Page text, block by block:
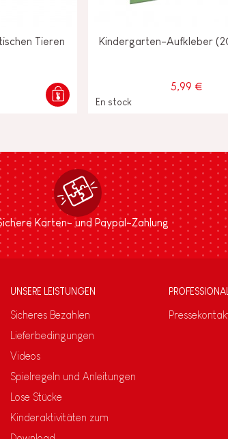
Tieren Kindergarten-Aufkleber
5,99 €
En stock
Karten- und Paypal-Zahlung
UNSERE LEISTUNGEN
Sicheres Bezahlen
Lieferbedingungen
Videos
Spielregeln und Anleitungen
Lose Stücke
Kinderaktivitäten zum
PROFESSIONAL